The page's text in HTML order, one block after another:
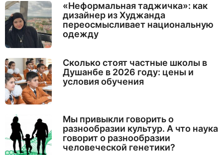
«Неформальная таджичка»: как
дизайнер из Худжанда
переосмысливает национальную
одежду
Сколько стоят частные школы в
Душанбе в 2026 году: цены и
условия обучения
Мы привыкли говорить о
разнообразии культур. А что наука
говорит о разнообразии
человеческой генетики?